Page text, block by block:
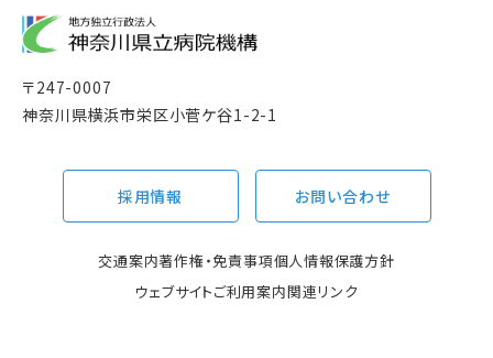
〒247-0007
神奈川県横浜市栄区小菅ケ谷1-2-1
採用情報 お問い合わせ
交通案内著作権・免責事項個人情報保護方針
ウェブサイトご利用案内関連リンク